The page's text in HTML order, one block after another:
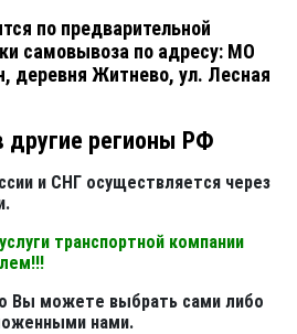
по предварительной
самовывоза по адресу: МО
деревня Житнево, ул. Лесная
другие регионы РФ
и СНГ осуществляется через
транспортной компании
Вы можете выбрать сами либо
нами.